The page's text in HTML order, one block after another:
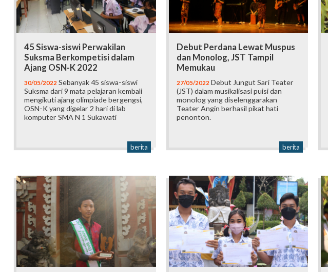
45 Siswa-siswi Perwakilan
Suksma Berkompetisi dalam
Ajang OSN-K 2022
30/05/2022 Sebanyak 45 siswa-siswi
Suksma dari 9 mata pelajaran kembali
mengikuti ajang olimpiade bergengsi,
OSN-K yang digelar 2 hari di lab
komputer SMA N 1 Sukawati
berita
Debut Perdana Lewat Muspus
dan Monolog, JST Tampil
Memukau
27/05/2022 Debut Jungut Sari Teater
(JST) dalam musikalisasi puisi dan
monolog yang diselenggarakan
Teater Angin berhasil pikat hati
penonton.
berita